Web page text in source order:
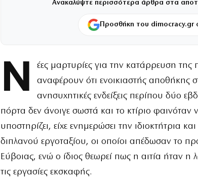
Ανακαλύψτε περισσότερα άρθρα στα
Προσθήκη του dimocracy.gr
Ν
έες μαρτυρίες για την κατάρρευση της
αναφέρουν ότι ενοικιαστής αποθήκης
ανησυχητικές ενδείξεις περίπου δύο
πόρτα δεν άνοιγε σωστά και το κτίριο φαινόταν
υποστηρίζει, είχε ενημερώσει την ιδιοκτήτρια
διπλανού εργοταξίου, οι οποίοι απέδωσαν το
Εύβοιας, ενώ ο ίδιος θεωρεί πως η αιτία ήταν η
τις εργασίες εκσκαφής.